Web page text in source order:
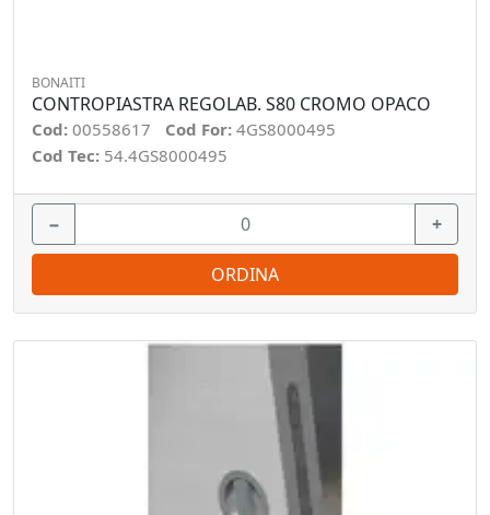
BONAITI
CONTROPIASTRA REGOLAB. S80 CROMO OPACO
Cod: 00558617 Cod For: 4GS8000495
Cod Tec: 54.4GS8000495
− +
ORDINA